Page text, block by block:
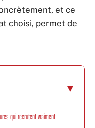
et ce
choisi, permet de
qui recrutent vraiment